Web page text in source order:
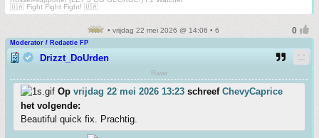
🇺🇦 Fight Fight Fight! 🇺🇦
• vrijdag 22 mei 2026 @ 14:06 • 6
Moderator / Redactie FP
Drizzt_DoUrden
Rawr
Op vrijdag 22 mei 2026 13:23 schreef ChevyCaprice
het volgende:
Beautiful quick fix. Prachtig.